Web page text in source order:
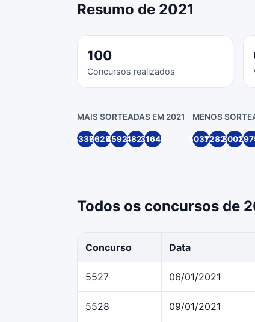
Resumo de 2021
100
Concursos realizados
MAIS SORTEADAS EM 2021
533776625045925482731640
MENOS
503167282080014
Todos os concursos de
Concurso Data
5527 06/01/2021
5528 09/01/2021